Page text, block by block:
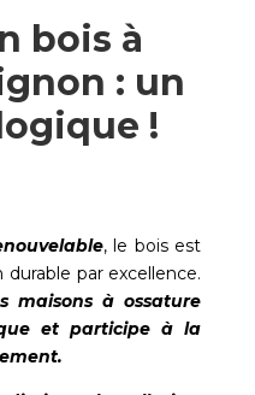
bois à
: un
!
, le bois est
par excellence.
maisons à ossature
et participe à la